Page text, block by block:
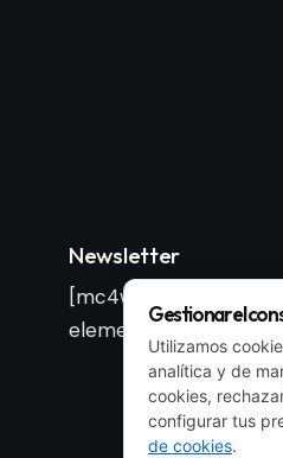
Newsletter
[mc4wp_form id="186"
element_id="style-9"]
Gestionar el
Utilizamos
analítica y de
cookies,
configurar tus
de cookies.